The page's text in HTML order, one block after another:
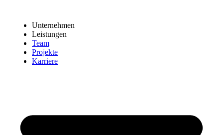
wechselnUnternehmen
Leistungen
Team
Projekte
Karriere